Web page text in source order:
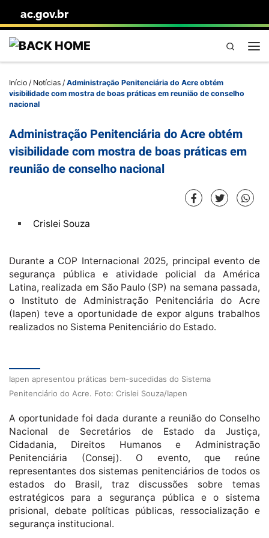
Skip to content
ac.gov.br
Pesquisa
Início / Notícias / Administração Penitenciária do Acre obtém
visibilidade com mostra de boas práticas em reunião de conselho
nacional
Administração Penitenciária do Acre obtém
visibilidade com mostra de boas práticas em
reunião de conselho nacional
Crislei Souza
Durante a COP Internacional 2025, principal evento de
segurança pública e atividade policial da América
Latina, realizada em São Paulo (SP) na semana passada,
o Instituto de Administração Penitenciária do Acre
(Iapen) teve a oportunidade de expor alguns trabalhos
realizados no Sistema Penitenciário do Estado.
Iapen apresentou práticas bem-sucedidas do Sistema
Penitenciário do Acre. Foto: Crislei Souza/Iapen
A oportunidade foi dada durante a reunião do Conselho
Nacional de Secretários de Estado da Justiça,
Cidadania, Direitos Humanos e Administração
Penitenciária (Consej). O evento, que reúne
representantes dos sistemas penitenciários de todos os
estados do Brasil, traz discussões sobre temas
estratégicos para a segurança pública e o sistema
prisional, debate políticas públicas, ressocialização e
segurança institucional.